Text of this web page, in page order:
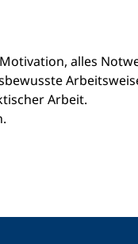
alles
Arbeit.